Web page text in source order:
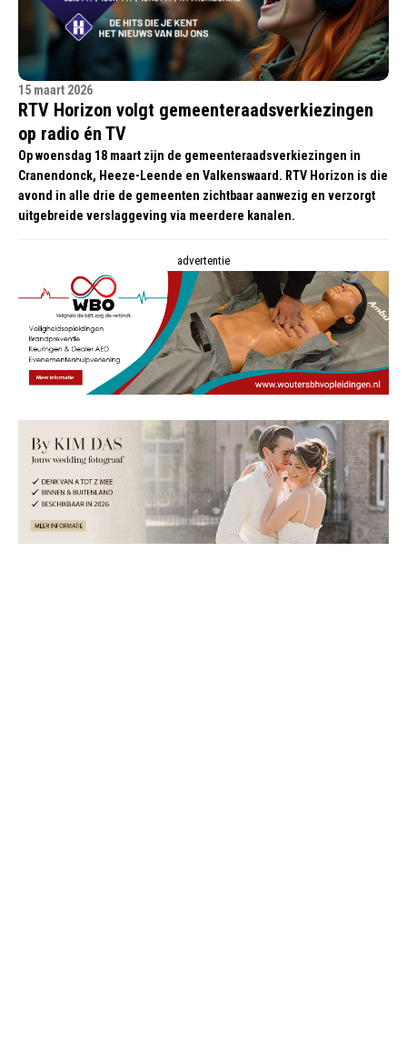
15 maart 2026
RTV Horizon volgt gemeenteraadsverkiezingen
op radio én TV
Op woensdag 18 maart zijn de gemeenteraadsverkiezingen in
Cranendonck, Heeze-Leende en Valkenswaard. RTV Horizon is die
avond in alle drie de gemeenten zichtbaar aanwezig en verzorgt
uitgebreide verslaggeving via meerdere kanalen.
advertentie